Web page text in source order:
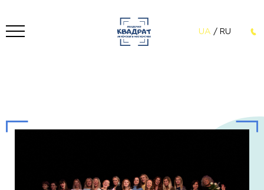
UA / RU